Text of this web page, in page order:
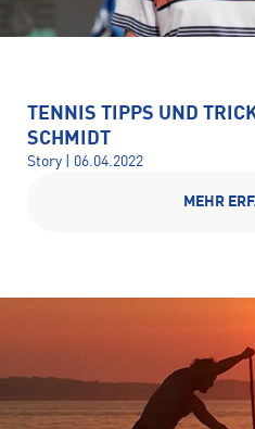
TENNIS TIPPS UND
SCHMIDT
Story | 06.04.2022
MEHR